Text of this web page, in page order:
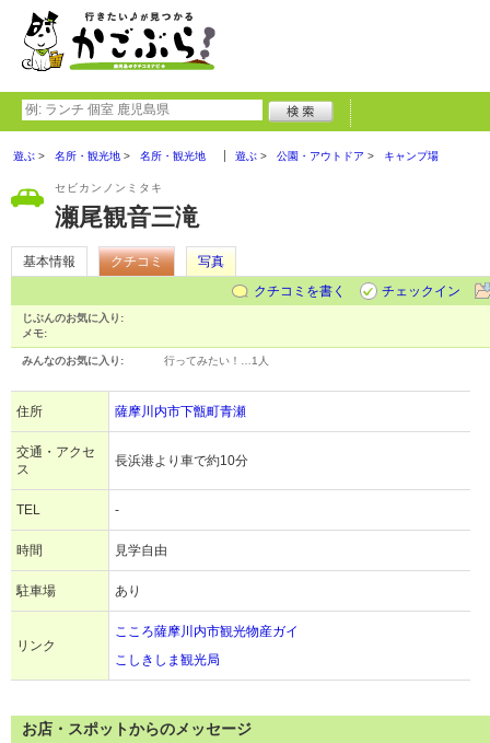
遊ぶ 名所・観光地 名所・観光地 遊ぶ 公園・アウトドア キャンプ場
セビカンノンミタキ
瀬尾観音三滝
基本情報 クチコミ
写真
クチコミを書く
チェックイン
じぶんのお気に入り:
メモ:
みんなのお気に入り: 行ってみたい！… 1人
住所 薩摩川内市下甑町青瀬
交通・アクセ
ス
長浜港より車で約10分
TEL -
時間 見学自由
駐車場 あり
リンク
こころ薩摩川内市観光物産ガイ
こしきしま観光局
お店・スポットからのメッセージ